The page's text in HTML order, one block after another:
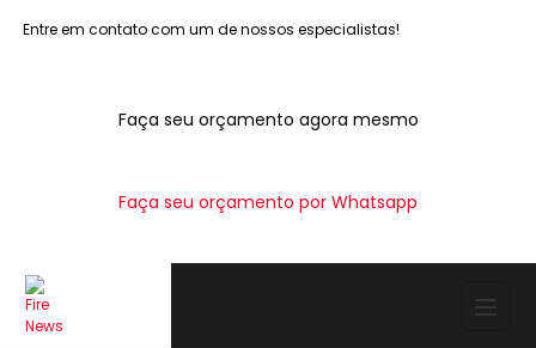
Entre em contato com um de nossos especialistas!
Faça seu orçamento agora mesmo
Faça seu orçamento por Whatsapp